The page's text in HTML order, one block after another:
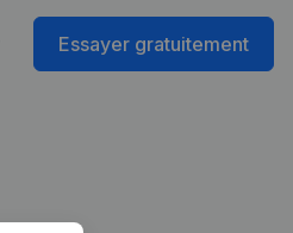
Essayer gratuitement